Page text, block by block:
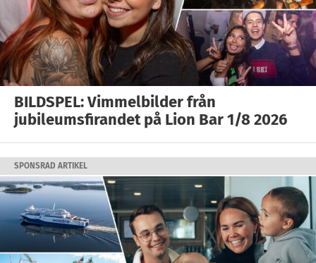
BILDSPEL: Vimmelbilder från
jubileumsfirandet på Lion Bar 1/8 2026
SPONSRAD ARTIKEL